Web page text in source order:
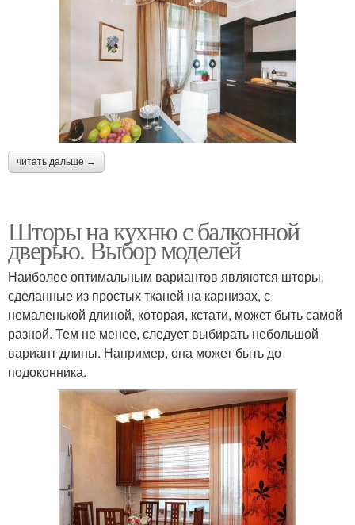
читать дальше →
Шторы на кухню с балконной
дверью. Выбор моделей
Наиболее оптимальным вариантов являются шторы,
сделанные из простых тканей на карнизах, с
немаленькой длиной, которая, кстати, может быть самой
разной. Тем не менее, следует выбирать небольшой
вариант длины. Например, она может быть до
подоконника.